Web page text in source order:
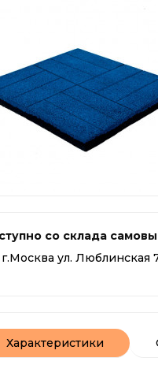
со склада
г.Москва ул. Люблинская
Характеристики